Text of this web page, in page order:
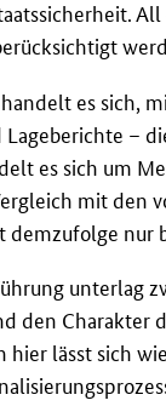
es sich,
–
es sich um
mit den
demzufolge nur
unterlag
den Charakter
hier lässt sich